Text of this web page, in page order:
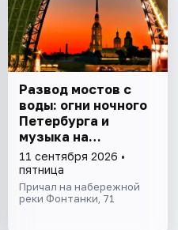
Развод мостов с
воды: огни ночного
Петербурга и
музыка на
теплоходе
11 сентября 2026 •
пятница
Причал на набережной
реки Фонтанки, 71